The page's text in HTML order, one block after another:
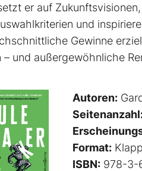
er auf
und
Gewinne
– und außergewöhnliche
Autoren:
Format:
ISBN: 978-3-